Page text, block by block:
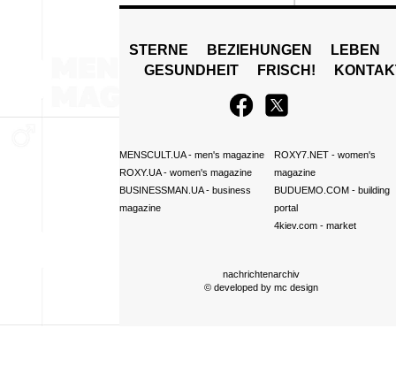
STERNE BEZIEHUNGEN
LEBEN
GESUNDHEIT
FRISCH!
MENSCULT.UA- men's magazine
ROXY.UA- women's magazine
BUSINESSMAN.UA- business
magazine
ROXY7.NET- women's
magazine
BUDUEMO.COM- building
portal
4kiev.com- market
nachrichtenarchiv
© developed by mc design